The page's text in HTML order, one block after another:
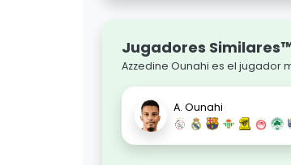
Jugadores
Azzedine Ounahi es el jugador
A. Ounahi